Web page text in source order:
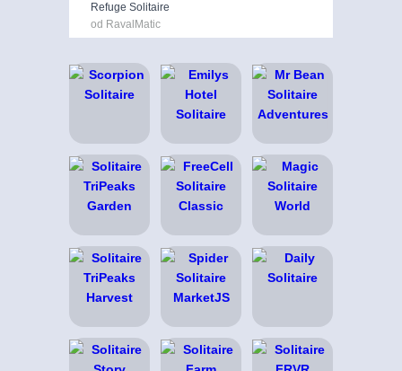
Refuge Solitaire
od RavalMatic